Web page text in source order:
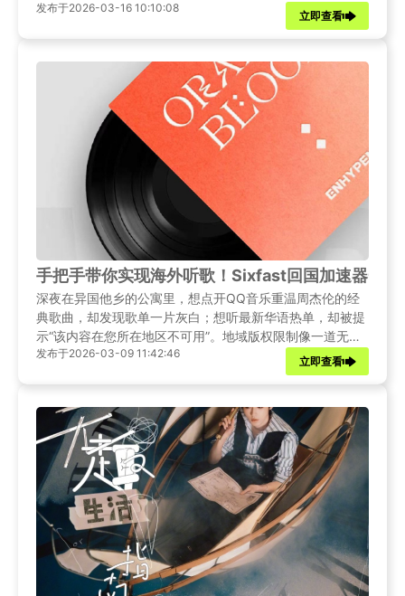
意创造一个没有退路的世界 ，一直攀登直到在高空中找到最
终的归宿 。愿目之所及，皆是辽阔；期待在Rooftop与你们
音源版权”的提示，这该怎么办？
发布于2026-03-16 10:10:08
立即查看
手把手带你实现海外听歌！Sixfast回国加速器一
深夜在异国他乡的公寓里，想点开QQ音乐重温周杰伦的经
典歌曲，却发现歌单一片灰白；想听最新华语热单，却被提
示“该内容在您所在地区不可用”。地域版权限制像一道无形
的墙，将我们与熟悉的旋律隔绝开来。那么，如何打破这道
屏障？Sixfast回国加速器正是开启这扇音乐自由之门的钥
发布于2026-03-09 11:42:46
立即查看